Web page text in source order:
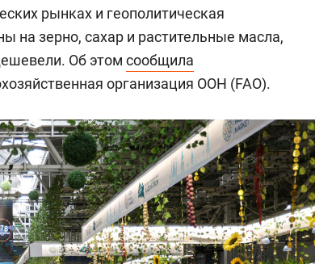
рынках и геополитическая
на зерно, сахар и растительные масла,
Об этом сообщила
организация ООН (FAO).